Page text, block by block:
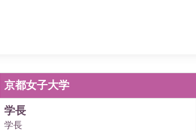
京都女子大学
学長
学長